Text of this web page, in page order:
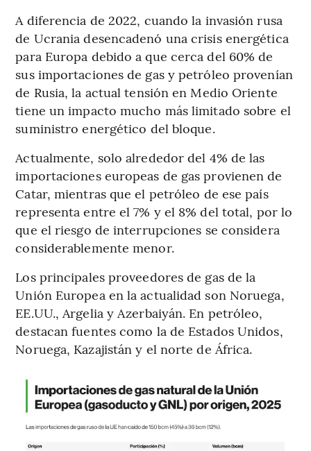
A diferencia de 2022, cuando la invasión rusa
de Ucrania desencadenó una crisis energética
para Europa debido a que cerca del 60% de
sus importaciones de gas y petróleo provenían
de Rusia, la actual tensión en Medio Oriente
tiene un impacto mucho más limitado sobre el
suministro energético del bloque.
Actualmente, solo alrededor del 4% de las
importaciones europeas de gas provienen de
Catar, mientras que el petróleo de ese país
representa entre el 7% y el 8% del total, por lo
que el riesgo de interrupciones se considera
considerablemente menor.
Los principales proveedores de gas de la
Unión Europea en la actualidad son Noruega,
EE.UU., Argelia y Azerbaiyán. En petróleo,
destacan fuentes como la de Estados Unidos,
Noruega, Kazajistán y el norte de África.